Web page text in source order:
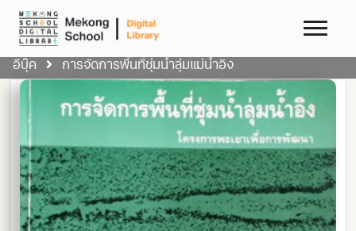
อีบุ๊ค การจัดการพื้นที่ชุ่มน้ำลุ่มแม่น้ำอิง